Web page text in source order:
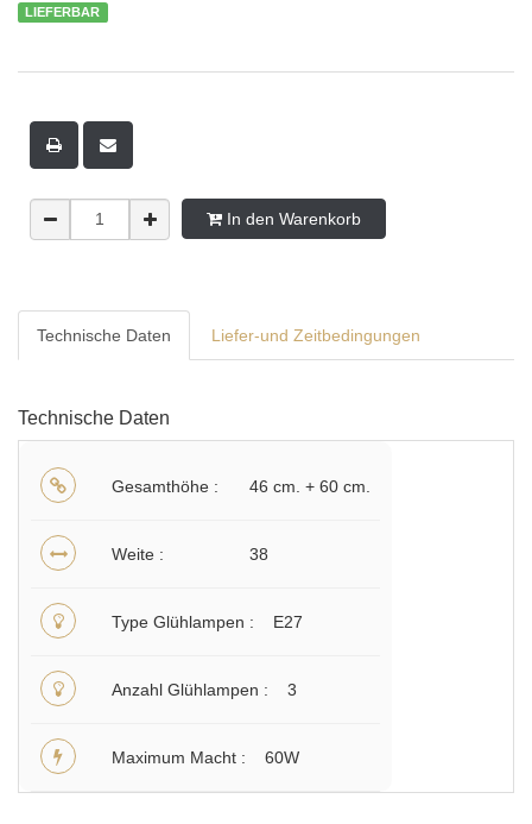
LIEFERBAR
In den Warenkorb
Technische Daten Liefer-und Zeitbedingungen
Technische Daten
Gesamthöhe 46 cm. + 60 cm.
Weite 38
Type Glühlampen E27
Anzahl Glühlampen 3
Maximum Macht 60W